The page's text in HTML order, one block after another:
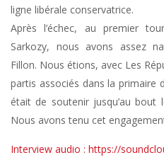
ligne libérale conservatrice.
Après l’échec, au premier
Sarkozy, nous avons assez
Fillon. Nous étions, avec Les
partis associés dans la primaire
était de soutenir jusqu’au bout
Nous avons tenu cet
Interview audio : https://